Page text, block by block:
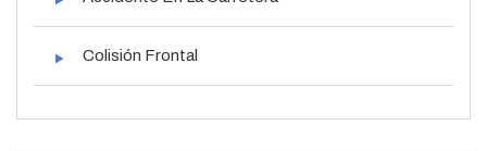
Colisión Frontal